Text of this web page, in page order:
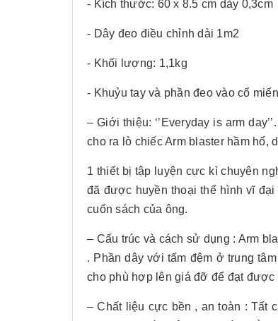
- Kích thước: 60 x 8.5 cm dày 0,3cm
- Dây đeo điều chỉnh dài 1m2
- Khối lượng: 1,1kg
- Khuỷu tay và phần đeo vào cổ
– Giới thiệu: ‘’Everyday is arm
cho ra lò chiếc Arm blaster hầm hố,
1 thiết bị tập luyện cực kì chuyên
đã được huyền thoại thể hình vĩ đại
cuốn sách của ông.
– Cấu trúc và cách sử dụng : Arm
. Phần dây với tấm đệm ở trung
cho phù hợp lên giá đỡ để đạt
– Chất liệu cực bền , an toàn : Tất